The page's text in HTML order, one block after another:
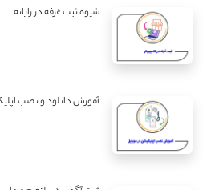
شیوه ثبت غرفه در رایانه
آموزش دانلود و نصب